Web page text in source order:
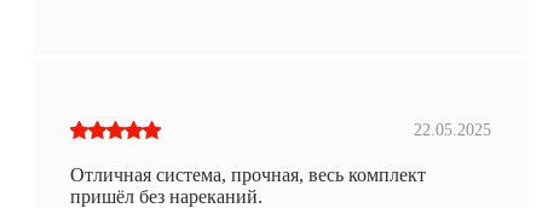
22.05.2025
Отличная система, прочная, весь комплект
пришёл без нареканий.